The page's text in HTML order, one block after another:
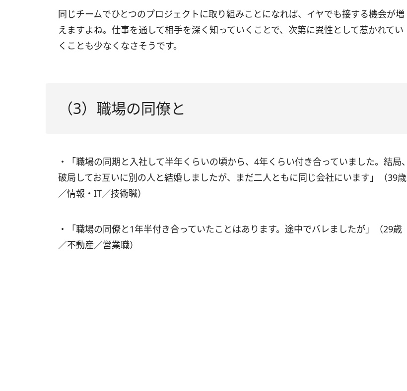
同じチームでひとつのプロジェクトに取り組みことになれば、イヤでも接する機会が増
えますよね。仕事を通して相手を深く知っていくことで、次第に異性として惹かれてい
くことも少なくなさそうです。
（3）職場の同僚と
・「職場の同期と入社して半年くらいの頃から、4年くらい付き合っていました。結局、
破局してお互いに別の人と結婚しましたが、まだ二人ともに同じ会社にいます」（39歳
／情報・IT／技術職）
・「職場の同僚と1年半付き合っていたことはあります。途中でバレましたが」（29歳
／不動産／営業職）